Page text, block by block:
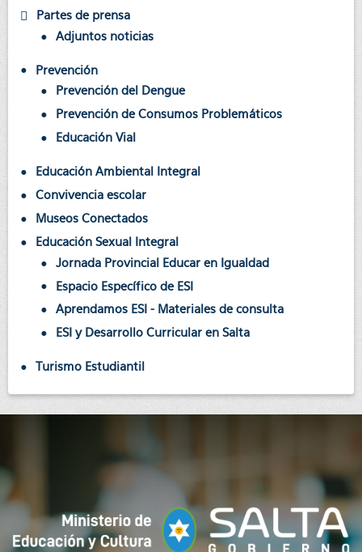
Partes de prensa
Adjuntos noticias
Prevención
Prevención del Dengue
Prevención de Consumos Problemáticos
Educación Vial
Educación Ambiental Integral
Convivencia escolar
Museos Conectados
Educación Sexual Integral
Jornada Provincial Educar en Igualdad
Espacio Específico de ESI
Aprendamos ESI - Materiales de consulta
ESI y Desarrollo Curricular en Salta
Turismo Estudiantil